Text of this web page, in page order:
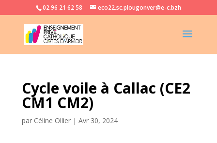
02 96 21 62 58 eco22.sc.plougonver@e-c.bzh
Cycle voile à Callac (CE2
CM1 CM2)
par Céline Ollier| Avr 30, 2024